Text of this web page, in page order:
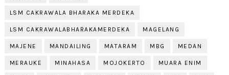
LSM CAKRAWALA BHARAKA MERDEKA
LSM CAKRAWALABHARAKAMERDEKA MAGELANG
MAJENE MANDAILING MATARAM MBG MEDAN
MERAUKE MINAHASA MOJOKERTO MUARA ENIM